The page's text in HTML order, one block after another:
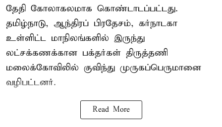
தேதி கோலாகலமாக கொண்டாடப்பட்டது.
தமிழ்நாடு, ஆந்திரப் பிரதேசம், கர்நாடகா
உள்ளிட்ட மாநிலங்களில் இருந்து
லட்சக்கணக்கான பக்தர்கள் திருத்தணி
மலைக்கோவிலில் குவிந்து முருகப்பெருமானை
வழிபட்டனர்.
Read More